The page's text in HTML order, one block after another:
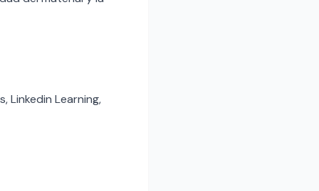
Linkedin Learning,